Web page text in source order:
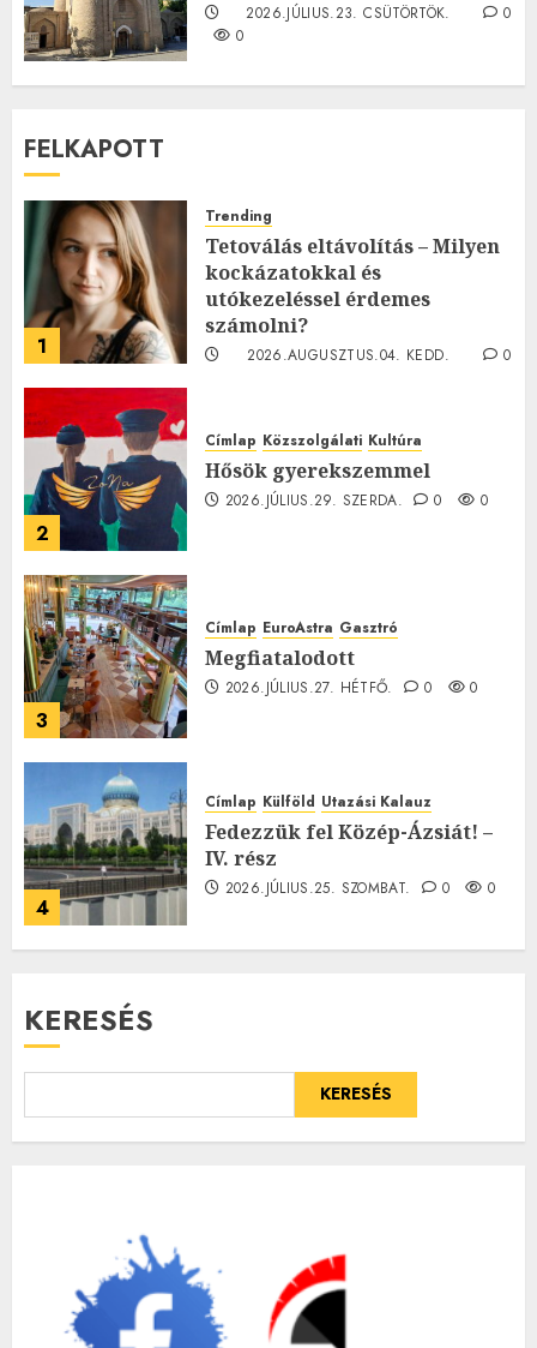
2026.JÚLIUS.23. CSÜTÖRTÖK.
0
0
FELKAPOTT
1
Trending
Tetoválás eltávolítás – Milyen
kockázatokkal és
utókezeléssel érdemes
számolni?
2026.AUGUSZTUS.04. KEDD.
0
2
Címlap Közszolgálati Kultúra
Hősök gyerekszemmel
2026.JÚLIUS.29. SZERDA. 0 0
3
Címlap EuroAstra Gasztró
Megfiatalodott
2026.JÚLIUS.27. HÉTFŐ. 0 0
4
Címlap Külföld Utazási Kalauz
Fedezzük fel Közép-Ázsiát! –
IV. rész
2026.JÚLIUS.25. SZOMBAT. 0 0
KERESÉS
KERESÉS